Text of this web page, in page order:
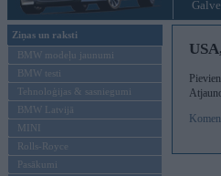
Ziņas un raksti
BMW modeļu jaunumi
BMW testi
Tehnoloģijas & sasniegumi
BMW Latvijā
MINI
Rolls-Royce
Pasākumi